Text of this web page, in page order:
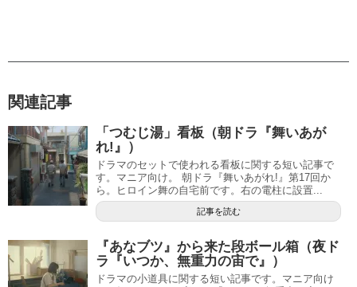
関連記事
「つむじ湯」看板（朝ドラ『舞いあが
れ!』）
ドラマのセットで使われる看板に関する短い記事で
す。マニア向け。 朝ドラ『舞いあがれ!』第17回か
ら。ヒロイン舞の自宅前です。右の電柱に設置...
記事を読む
『あなブツ』から来た段ボール箱（夜ド
ラ『いつか、無重力の宙で』）
ドラマの小道具に関する短い記事です。マニア向け